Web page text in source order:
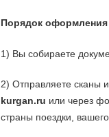
Порядок
1) Вы собираете
2) Отправляете сканы
kurgan.ru или через
страны поездки,